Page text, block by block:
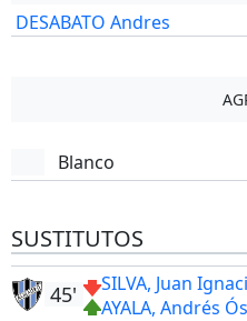
DESABATO Andres
Blanco
SUSTITUTOS
SILVA, Juan
AYALA, Andrés
45'